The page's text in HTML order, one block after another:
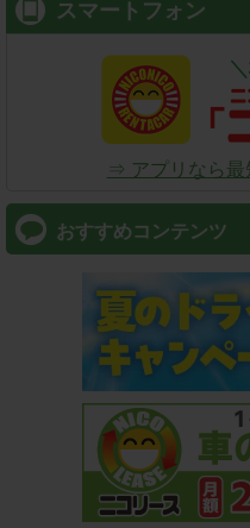
スマートフォン
⇒ アプリなら最
おすすめコンテンツ